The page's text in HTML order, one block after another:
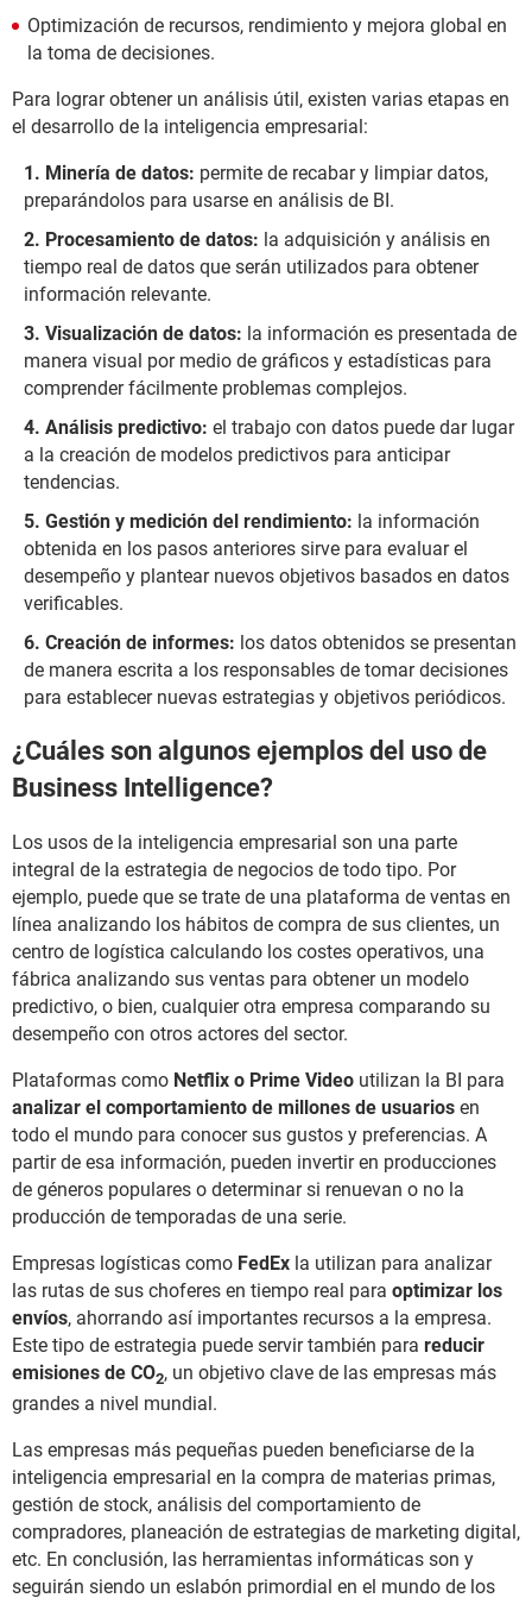
Optimización de recursos, rendimiento y mejora global en
la toma de decisiones.
Para lograr obtener un análisis útil, existen varias etapas en
el desarrollo de la inteligencia empresarial:
Minería de datos: permite de recabar y limpiar datos,
preparándolos para usarse en análisis de BI.
Procesamiento de datos: la adquisición y análisis en
tiempo real de datos que serán utilizados para obtener
información relevante.
Visualización de datos: la información es presentada de
manera visual por medio de gráficos y estadísticas para
comprender fácilmente problemas complejos.
Análisis predictivo: el trabajo con datos puede dar lugar
a la creación de modelos predictivos para anticipar
tendencias.
Gestión y medición del rendimiento: la información
obtenida en los pasos anteriores sirve para evaluar el
desempeño y plantear nuevos objetivos basados en datos
verificables.
Creación de informes: los datos obtenidos se presentan
de manera escrita a los responsables de tomar decisiones
para establecer nuevas estrategias y objetivos periódicos.
¿Cuáles son algunos ejemplos del uso de
Business Intelligence?
Los usos de la inteligencia empresarial son una parte
integral de la estrategia de negocios de todo tipo. Por
ejemplo, puede que se trate de una plataforma de ventas en
línea analizando los hábitos de compra de sus clientes, un
centro de logística calculando los costes operativos, una
fábrica analizando sus ventas para obtener un modelo
predictivo, o bien, cualquier otra empresa comparando su
desempeño con otros actores del sector.
Plataformas como Netflix o Prime Video utilizan la BI para
analizar el comportamiento de millones de usuarios en
todo el mundo para conocer sus gustos y preferencias. A
partir de esa información, pueden invertir en producciones
de géneros populares o determinar si renuevan o no la
producción de temporadas de una serie.
Empresas logísticas como FedEx la utilizan para analizar
las rutas de sus choferes en tiempo real para optimizar los
envíos, ahorrando así importantes recursos a la empresa.
Este tipo de estrategia puede servir también para reducir
emisiones de CO2, un objetivo clave de las empresas más
grandes a nivel mundial.
Las empresas más pequeñas pueden beneficiarse de la
inteligencia empresarial en la compra de materias primas,
gestión de stock, análisis del comportamiento de
compradores, planeación de estrategias de marketing digital,
etc. En conclusión, las herramientas informáticas son y
seguirán siendo un eslabón primordial en el mundo de los